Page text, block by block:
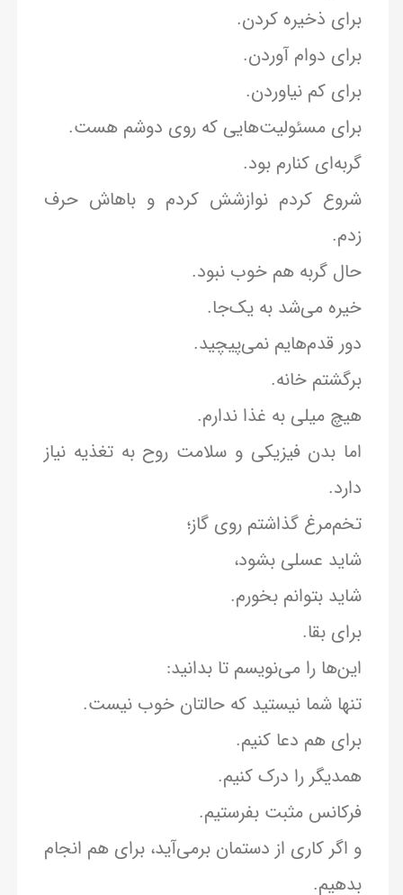
برای ذخیره کردن.
برای دوام آوردن.
برای کم نیاوردن.
برای مسئولیت‌هایی که روی دوشم هست.
گربه‌ای کنارم بود.
شروع کردم نوازشش کردم و باهاش حرف
زدم.
حال گربه هم خوب نبود.
خیره می‌شد به یک‌جا.
دور قدم‌هایم نمی‌پیچید.
برگشتم خانه.
هیچ میلی به غذا ندارم.
اما بدن فیزیکی و سلامت روح به تغذیه نیاز
دارد.
تخم‌مرغ گذاشتم روی گاز؛
شاید عسلی بشود،
شاید بتوانم بخورم.
برای بقا.
این‌ها را می‌نویسم تا بدانید:
تنها شما نیستید که حالتان خوب نیست.
برای هم دعا کنیم.
همدیگر را درک کنیم.
فرکانس مثبت بفرستیم.
و اگر کاری از دستمان برمی‌آید، برای هم انجام
بدهیم.